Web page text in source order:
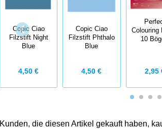
Copic Ciao
Filzstift Night
Blue
4,50 €
Copic Ciao
Filzstift Phthalo
Blue
4,50 €
Colouring
10
2,95
Kunden, die diesen Artikel gekauft haben,